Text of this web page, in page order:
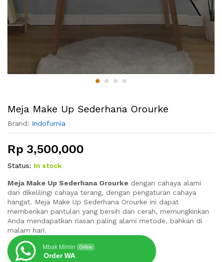
Meja Make Up Sederhana Orourke
Brand: Indofurnia
Rp 3,500,000
Status: In stock
Meja Make Up Sederhana Orourke dengan cahaya alami
dan dikelilingi cahaya terang, dengan pengaturan cahaya
hangat. Meja Make Up Sederhana Orourke ini dapat
memberikan pantulan yang bersih dan cerah, memungkinkan
Anda mendapatkan riasan paling alami metode, bahkan di
malam hari.
Mbak Mimin Online
Order WA